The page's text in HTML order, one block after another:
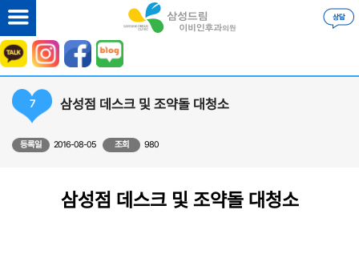
7 삼성점 데스크 및 조약돌 대청소
등록일 2016-08-05 조회 980
삼성점 데스크 및 조약돌 대청소